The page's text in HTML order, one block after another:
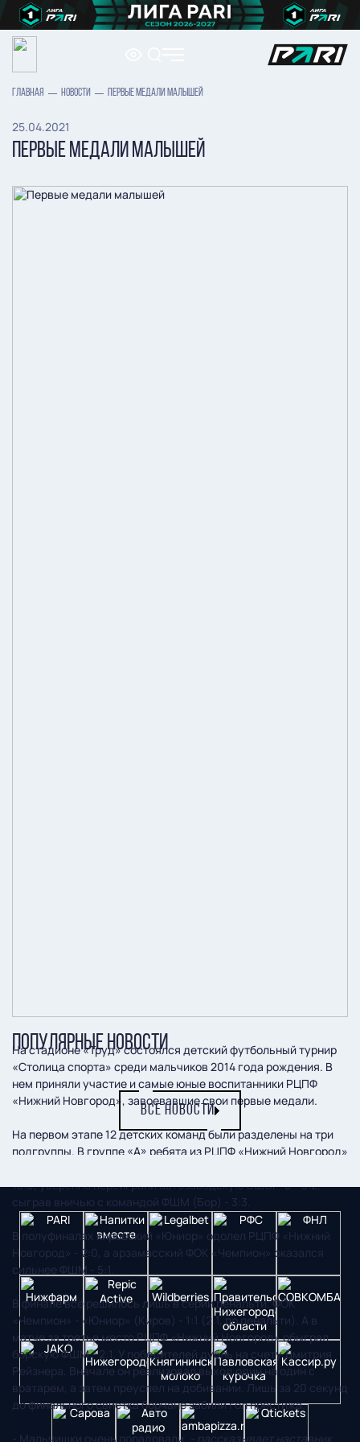
ГЛАВНАЯ НОВОСТИ ПЕРВЫЕ МЕДАЛИ МАЛЫШЕЙ
25.04.2021
ПЕРВЫЕ МЕДАЛИ МАЛЫШЕЙ
На стадионе «Труд» состоялся детский футбольный турнир
«Столица спорта» среди мальчиков 2014 года рождения. В
нем приняли участие и самые юные воспитанники РЦПФ
«Нижний Новгород», завоевавшие свои первые медали.
На первом этапе 12 детских команд были разделены на три
подгруппы. В группе «А» ребята из РЦПФ «Нижний Новгород»
18:0, уверенно переиграли автозаводскую СШОР-8 - 6:2,
сыграв вничью с командой ФШМ (Бор) - 3:3.
В полуфиналах кировский «Юниор» одолел РЦПФ «Нижний
Новгород» - 2:0, а арзамасский ФОК «Чемпион» оказался
сильнее ФШМ - 5:1.
В финале всё решилось лишь в серии пенальти. ФОК
«Чемпион» - «Юниор» (Киров) - 1:1 (2:1, по пенальти). А в
матче за третье место РЦПФ «Нижний Новгород» обыграл
борскую ФШМ - 2:1. У победителей дубль на счету Дмитрия
Рейзнера. Вначале он реализовал выход один на один с
вратарем, а затем преуспел на добивании. Лишь за 20 секунд
до финального свистка борчане забили гол престижа.
- Мальчишки очень порадовали, - рассказывает наставник
ПОПУЛЯРНЫЕ НОВОСТИ
ВСЕ НОВОСТИ